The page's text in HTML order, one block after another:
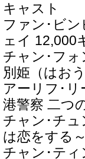
キャスト
ファン･ビ
ェイ 12,000
チャン･フ
別姫（はお
アーリフ･
港警察 二つ
チャン･チ
は恋をする
チャン･ティ